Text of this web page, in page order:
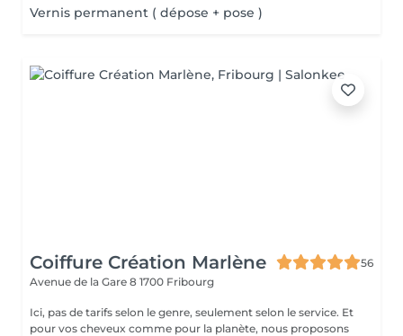
Vernis permanent ( dépose + pose )
Coiffure Création Marlène
56
Avenue de la Gare 8 1700 Fribourg
Ici, pas de tarifs selon le genre, seulement selon le service. Et
pour vos cheveux comme pour la planète, nous proposons